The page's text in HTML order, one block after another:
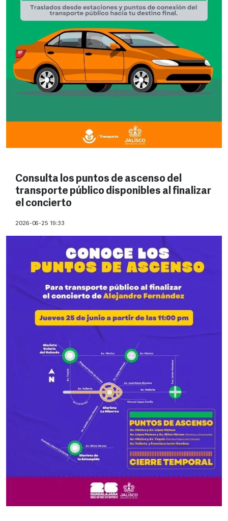
Consulta los puntos de ascenso del
transporte público disponibles al finalizar
el concierto
2026-06-25 19:33